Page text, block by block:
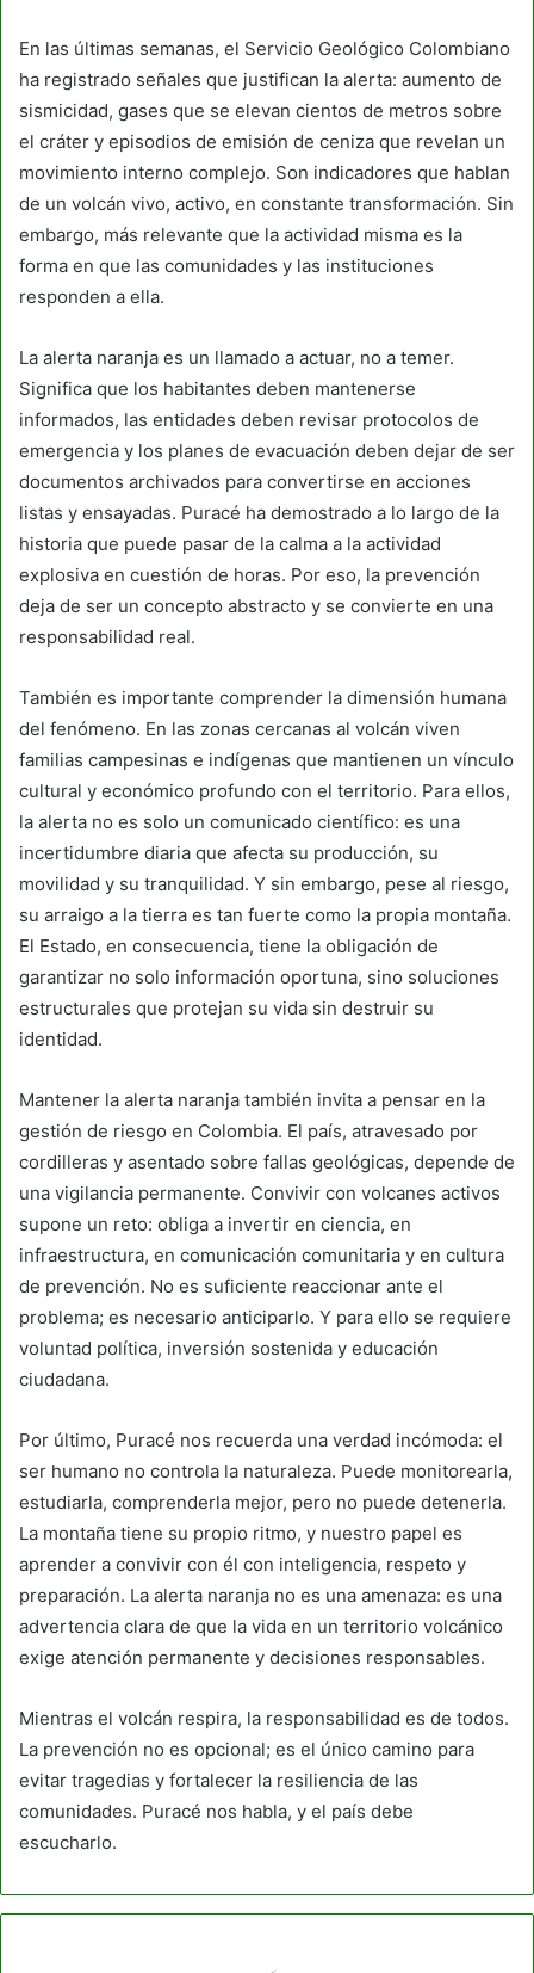
En las últimas semanas, el Servicio Geológico Colombiano
ha registrado señales que justifican la alerta: aumento de
sismicidad, gases que se elevan cientos de metros sobre
el cráter y episodios de emisión de ceniza que revelan un
movimiento interno complejo. Son indicadores que hablan
de un volcán vivo, activo, en constante transformación. Sin
embargo, más relevante que la actividad misma es la
forma en que las comunidades y las instituciones
responden a ella.
La alerta naranja es un llamado a actuar, no a temer.
Significa que los habitantes deben mantenerse
informados, las entidades deben revisar protocolos de
emergencia y los planes de evacuación deben dejar de ser
documentos archivados para convertirse en acciones
listas y ensayadas. Puracé ha demostrado a lo largo de la
historia que puede pasar de la calma a la actividad
explosiva en cuestión de horas. Por eso, la prevención
deja de ser un concepto abstracto y se convierte en una
responsabilidad real.
También es importante comprender la dimensión humana
del fenómeno. En las zonas cercanas al volcán viven
familias campesinas e indígenas que mantienen un vínculo
cultural y económico profundo con el territorio. Para ellos,
la alerta no es solo un comunicado científico: es una
incertidumbre diaria que afecta su producción, su
movilidad y su tranquilidad. Y sin embargo, pese al riesgo,
su arraigo a la tierra es tan fuerte como la propia montaña.
El Estado, en consecuencia, tiene la obligación de
garantizar no solo información oportuna, sino soluciones
estructurales que protejan su vida sin destruir su
identidad.
Mantener la alerta naranja también invita a pensar en la
gestión de riesgo en Colombia. El país, atravesado por
cordilleras y asentado sobre fallas geológicas, depende de
una vigilancia permanente. Convivir con volcanes activos
supone un reto: obliga a invertir en ciencia, en
infraestructura, en comunicación comunitaria y en cultura
de prevención. No es suficiente reaccionar ante el
problema; es necesario anticiparlo. Y para ello se requiere
voluntad política, inversión sostenida y educación
ciudadana.
Por último, Puracé nos recuerda una verdad incómoda: el
ser humano no controla la naturaleza. Puede monitorearla,
estudiarla, comprenderla mejor, pero no puede detenerla.
La montaña tiene su propio ritmo, y nuestro papel es
aprender a convivir con él con inteligencia, respeto y
preparación. La alerta naranja no es una amenaza: es una
advertencia clara de que la vida en un territorio volcánico
exige atención permanente y decisiones responsables.
Mientras el volcán respira, la responsabilidad es de todos.
La prevención no es opcional; es el único camino para
evitar tragedias y fortalecer la resiliencia de las
comunidades. Puracé nos habla, y el país debe
escucharlo.